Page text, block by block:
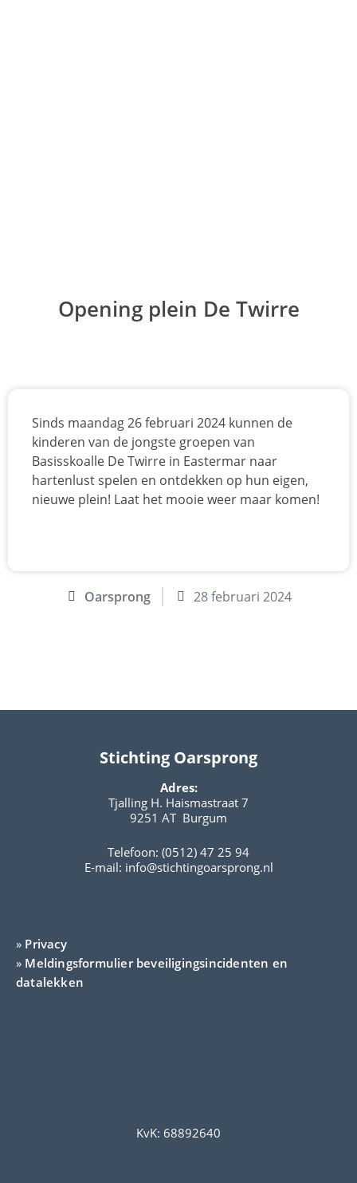
Opening plein De Twirre
Sinds maandag 26 februari 2024 kunnen de
kinderen van de jongste groepen van
Basisskoalle De Twirre in Eastermar naar
hartenlust spelen en ontdekken op hun eigen,
nieuwe plein! Laat het mooie weer maar komen!
Oarsprong 28 februari 2024
Stichting Oarsprong
Adres:
Tjalling H. Haismastraat 7
9251 AT Burgum
Telefoon: (0512) 47 25 94
E-mail: info@stichtingoarsprong.nl
» Privacy
» Meldingsformulier beveiligingsincidenten en
datalekken
KvK: 68892640